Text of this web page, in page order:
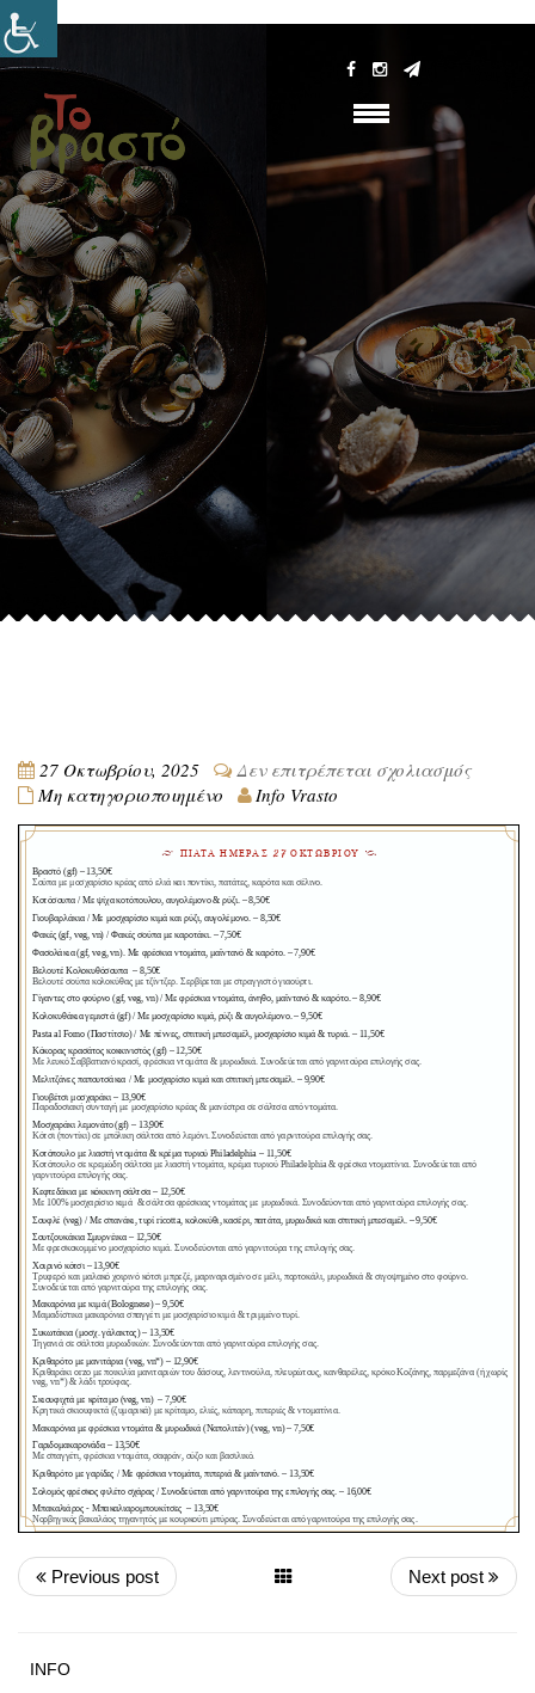
27 Οκτωβρίου, 2025 Δεν επιτρέπεται σχολιασμόςστο
Μη κατηγοριοποιημένο
Info Vrasto
Previous post Next post
INFO